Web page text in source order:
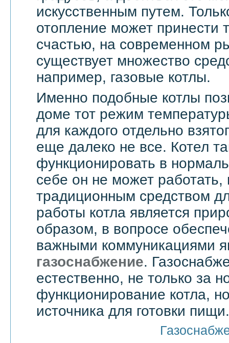
искусственным путем.
отопление может
счастью, на современном
существует множество
например, газовые котлы.
Именно подобные котлы
доме тот режим
для каждого отдельно
еще далеко не все. Котел
функционировать в
себе он не может
традиционным средством
работы котла является
образом, в вопросе
важными коммуникациями
газоснабжение.
естественно, не только за
функционирование котла,
источника для готовки пищи.